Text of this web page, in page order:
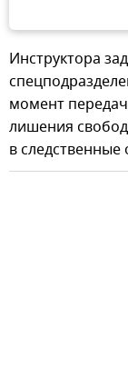
Инструктора
момент
лишения
в следственные